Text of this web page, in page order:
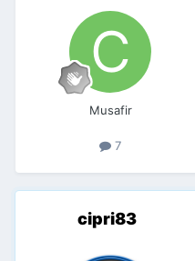
Musafir
7
cipri83